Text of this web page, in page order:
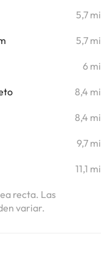
5,7 mi
5,7 mi
6 mi
8,4 mi
8,4 mi
9,7 mi
11,1 mi
recta. Las
variar.